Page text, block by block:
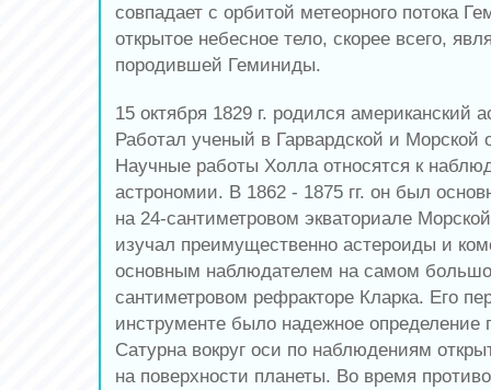
совпадает с орбитой метеорного потока
открытое небесное тело, скорее всего,
породившей Геминиды.
15 октября 1829 г. родился американский
Работал ученый в Гарвардской и Морской
Научные работы Холла относятся к
астрономии. В 1862 - 1875 гг. он был
на 24-сантиметровом экваториале
изучал преимущественно астероиды и
основным наблюдателем на самом
сантиметровом рефракторе Кларка. Его
инструменте было надежное определение
Сатурна вокруг оси по наблюдениям
на поверхности планеты. Во время